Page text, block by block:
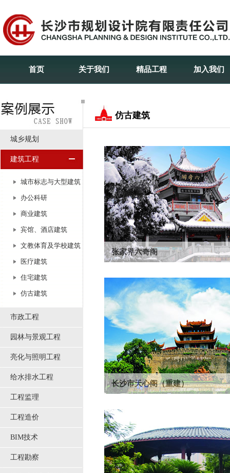
首页 关于我们 精品工程 加入我们
城乡规划
建筑工程
城市标志与大型建筑
办公科研
商业建筑
宾馆、酒店建筑
文教体育及学校建筑
医疗建筑
住宅建筑
仿古建筑
市政工程
园林与景观工程
亮化与照明工程
给水排水工程
工程监理
工程造价
BIM技术
工程勘察
仿古建筑
张家界六奇阁
中唯一的一处巧夺天工的人工景观。阁分...
长沙市天心阁（重建）
总高17.5米，碧瓦飞檐，朱梁画栋，...